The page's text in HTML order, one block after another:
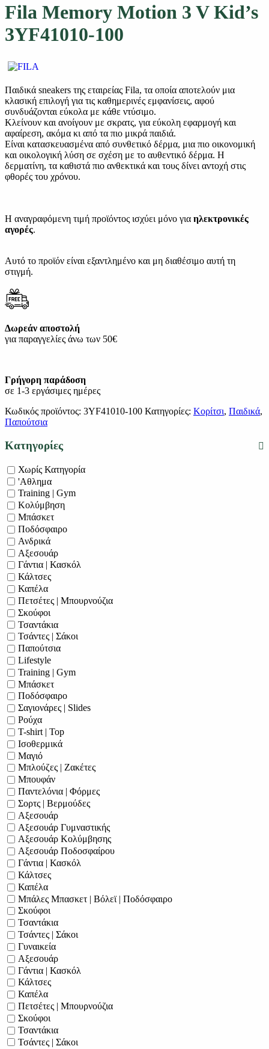
Fila Memory Motion 3 V Kid’s
3YF41010-100
Παιδικά sneakers της εταιρείας Fila, τα οποία αποτελούν μια
κλασική επιλογή για τις καθημερινές εμφανίσεις, αφού
συνδυάζονται εύκολα με κάθε ντύσιμο.
Κλείνουν και ανοίγουν με σκρατς, για εύκολη εφαρμογή και
αφαίρεση, ακόμα κι από τα πιο μικρά παιδιά.
Είναι κατασκευασμένα από συνθετικό δέρμα, μια πιο οικονομική
και οικολογική λύση σε σχέση με το αυθεντικό δέρμα. Η
δερματίνη, τα καθιστά πιο ανθεκτικά και τους δίνει αντοχή στις
φθορές του χρόνου.
Η αναγραφόμενη τιμή προϊόντος ισχύει μόνο για ηλεκτρονικές
αγορές.
Αυτό το προϊόν είναι εξαντλημένο και μη διαθέσιμο αυτή τη
στιγμή.
Δωρεάν αποστολή
για παραγγελίες άνω των 50€
Γρήγορη παράδοση
σε 1-3 εργάσιμες ημέρες
Κωδικός προϊόντος: 3YF41010-100 Κατηγορίες: Κορίτσι, Παιδικά,
Παπούτσια
Κατηγορίες
Χωρίς Κατηγορία
'Αθλημα
Training | Gym
Κολύμβηση
Μπάσκετ
Ποδόσφαιρο
Ανδρικά
Αξεσουάρ
Γάντια | Κασκόλ
Κάλτσες
Καπέλα
Πετσέτες | Μπουρνούζια
Σκούφοι
Τσαντάκια
Τσάντες | Σάκοι
Παπούτσια
Lifestyle
Training | Gym
Μπάσκετ
Ποδόσφαιρο
Σαγιονάρες | Slides
Ρούχα
T-shirt | Top
Ισοθερμικά
Μαγιό
Μπλούζες | Ζακέτες
Μπουφάν
Παντελόνια | Φόρμες
Σορτς | Βερμούδες
Αξεσουάρ
Αξεσουάρ Γυμναστικής
Αξεσουάρ Κολύμβησης
Αξεσουάρ Ποδοσφαίρου
Γάντια | Κασκόλ
Κάλτσες
Καπέλα
Μπάλες Μπασκετ | Βόλεϊ | Ποδόσφαιρο
Σκούφοι
Τσαντάκια
Τσάντες | Σάκοι
Γυναικεία
Αξεσουάρ
Γάντια | Κασκόλ
Κάλτσες
Καπέλα
Πετσέτες | Μπουρνούζια
Σκούφοι
Τσαντάκια
Τσάντες | Σάκοι